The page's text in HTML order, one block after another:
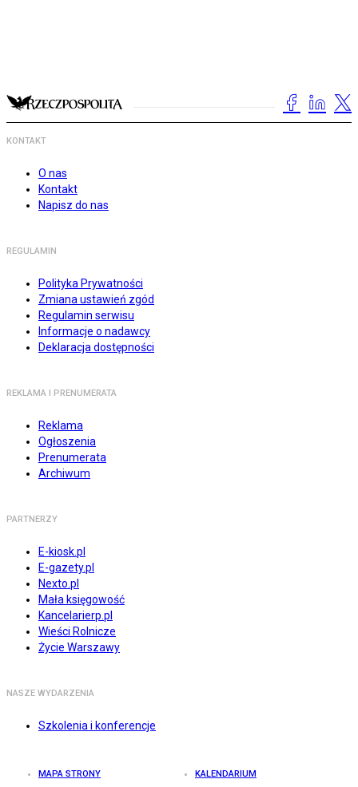
KONTAKT
O nas
Kontakt
Napisz do nas
REGULAMIN
Polityka Prywatności
Zmiana ustawień zgód
Regulamin serwisu
Informacje o nadawcy
Deklaracja dostępności
REKLAMA I PRENUMERATA
Reklama
Ogłoszenia
Prenumerata
Archiwum
PARTNERZY
E-kiosk.pl
E-gazety.pl
Nexto.pl
Mała księgowość
Kancelarierp.pl
Wieści Rolnicze
Życie Warszawy
NASZE WYDARZENIA
Szkolenia i konferencje
MAPA STRONY KALENDARIUM